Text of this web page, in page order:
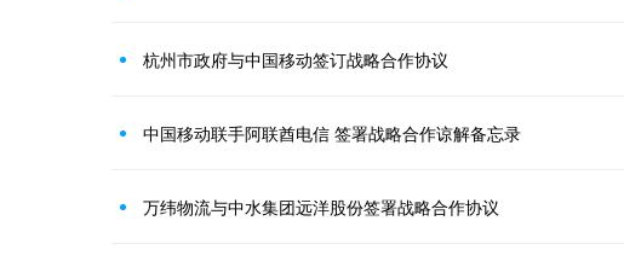
杭州市政府与中国移动签订战略合作协议
中国移动联手阿联酋电信 签署战略合作谅解备忘录
万纬物流与中水集团远洋股份签署战略合作协议